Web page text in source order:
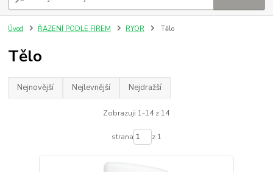
Úvod ŘAZENÍ PODLE FIREM RYOR Tělo
Tělo
Nejnovější Nejlevnější Nejdražší
Zobrazuji 1-14 z 14
strana z 1